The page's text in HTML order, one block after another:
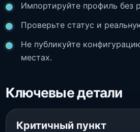
Импортируйте профиль без
Проверьте статус и
Не публикуйте
местах.
Ключевые детали
Критичный пункт